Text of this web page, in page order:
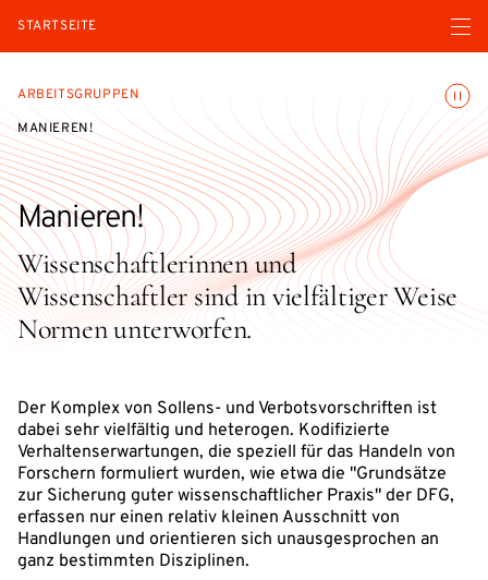
STARTSEITE Menü
ARBEITSGRUPPEN
MANIEREN!
Manieren!
Wissenschaftlerinnen und
Wissenschaftler sind in vielfältiger Weise
Normen unterworfen.
Der Komplex von Sollens- und Verbotsvorschriften ist
dabei sehr vielfältig und heterogen. Kodifizierte
Verhaltenserwartungen, die speziell für das Handeln von
Forschern formuliert wurden, wie etwa die "Grundsätze
zur Sicherung guter wissenschaftlicher Praxis" der DFG,
erfassen nur einen relativ kleinen Ausschnitt von
Handlungen und orientieren sich unausgesprochen an
ganz bestimmten Disziplinen.